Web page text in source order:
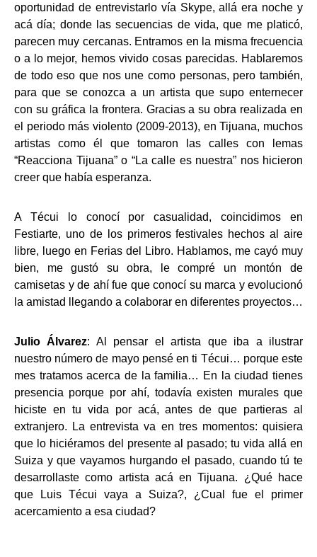
oportunidad de entrevistarlo vía Skype, allá era noche y
acá día; donde las secuencias de vida, que me platicó,
parecen muy cercanas. Entramos en la misma frecuencia
o a lo mejor, hemos vivido cosas parecidas. Hablaremos
de todo eso que nos une como personas, pero también,
para que se conozca a un artista que supo enternecer
con su gráfica la frontera. Gracias a su obra realizada en
el periodo más violento (2009-2013), en Tijuana, muchos
artistas como él que tomaron las calles con lemas
“Reacciona Tijuana” o “La calle es nuestra” nos hicieron
creer que había esperanza.
A Técui lo conocí por casualidad, coincidimos en
Festiarte, uno de los primeros festivales hechos al aire
libre, luego en Ferias del Libro. Hablamos, me cayó muy
bien, me gustó su obra, le compré un montón de
camisetas y de ahí fue que conocí su marca y evolucionó
la amistad llegando a colaborar en diferentes proyectos…
Julio Álvarez: Al pensar el artista que iba a ilustrar
nuestro número de mayo pensé en ti Técui… porque este
mes tratamos acerca de la familia… En la ciudad tienes
presencia porque por ahí, todavía existen murales que
hiciste en tu vida por acá, antes de que partieras al
extranjero. La entrevista va en tres momentos: quisiera
que lo hiciéramos del presente al pasado; tu vida allá en
Suiza y que vayamos hurgando el pasado, cuando tú te
desarrollaste como artista acá en Tijuana. ¿Qué hace
que Luis Técui vaya a Suiza?, ¿Cual fue el primer
acercamiento a esa ciudad?